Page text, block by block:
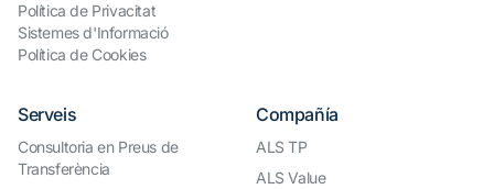
Política de Privacitat
Sistemes d'Informació
Política de Cookies
Serveis
Consultoria en Preus de
Transferència
Compañía
ALS TP
ALS Value